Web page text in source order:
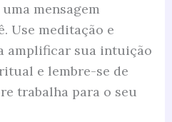
mensagem
Use meditação e
amplificar sua intuição
e lembre-se de
trabalha para o seu